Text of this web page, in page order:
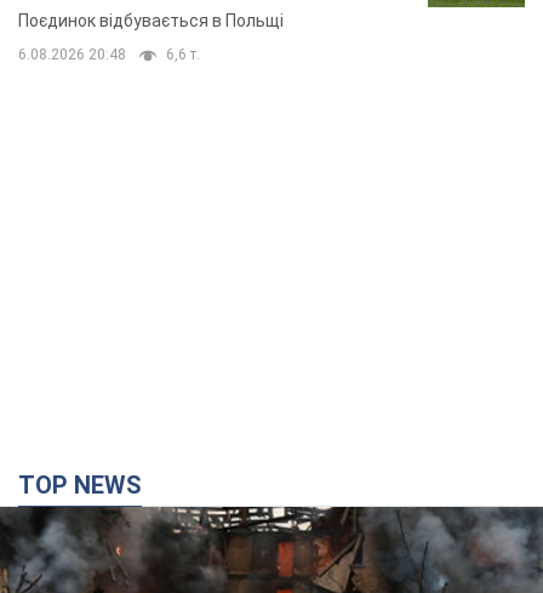
Поєдинок відбувається в Польщі
6.08.2026 20:48 6,6 т.
TOP NEWS